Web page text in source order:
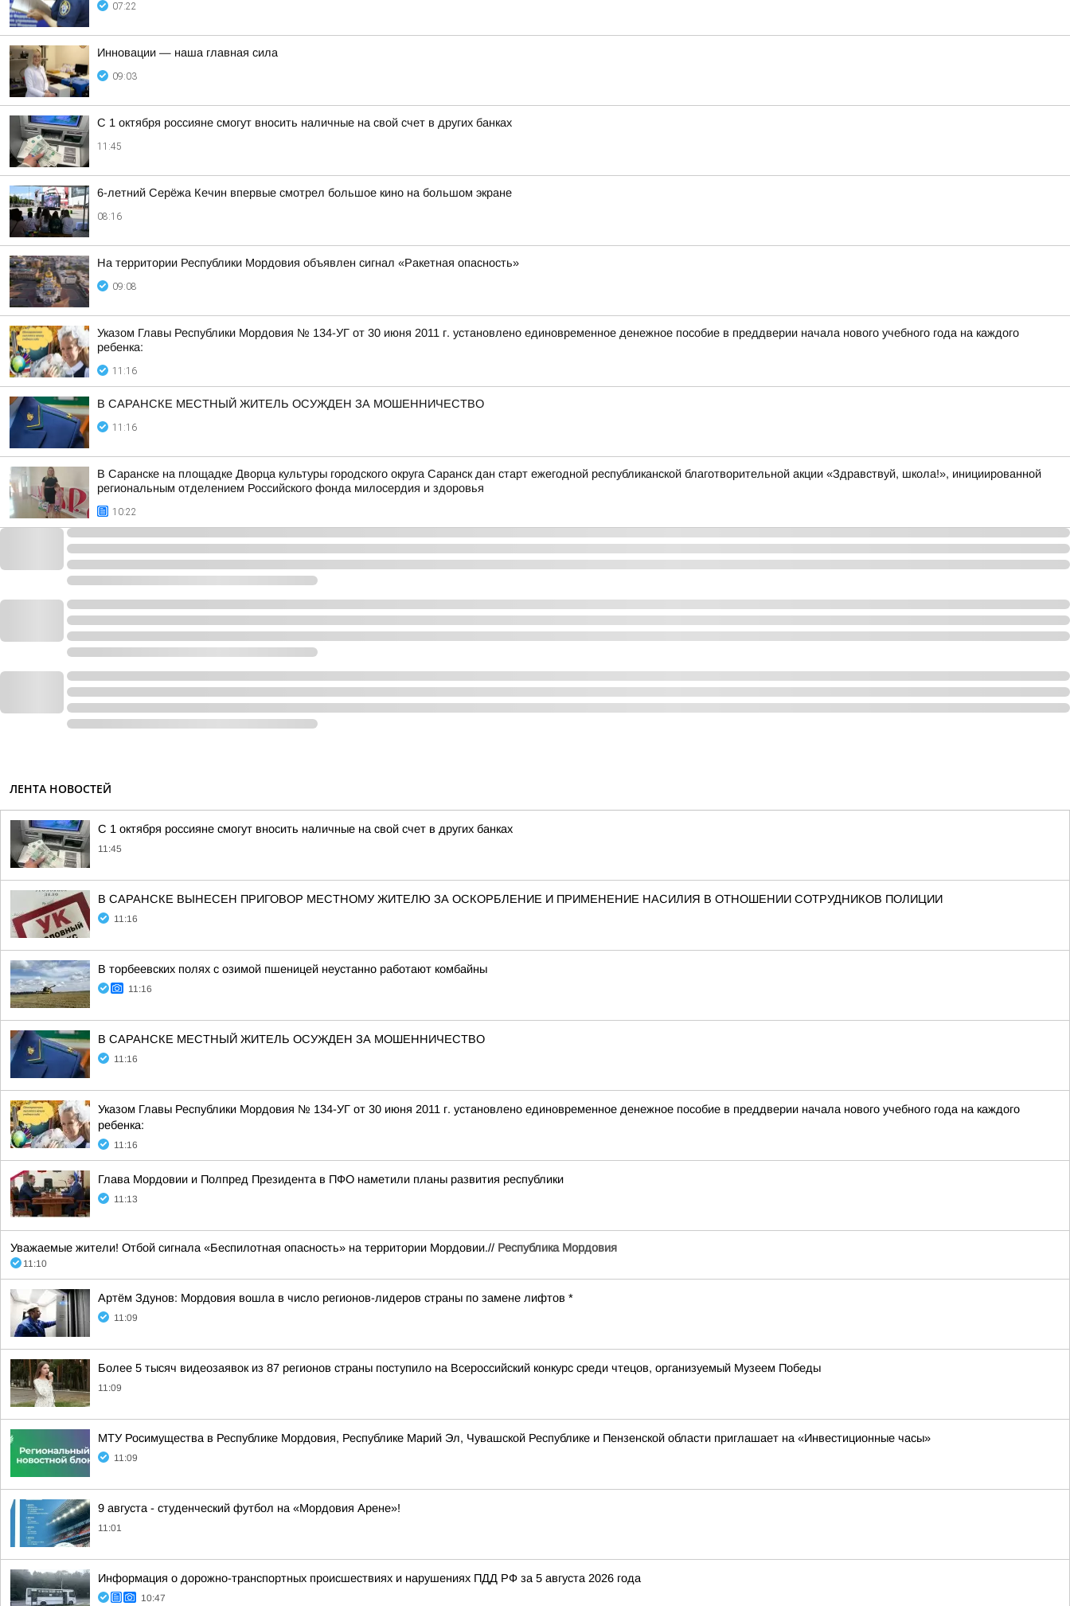
07:22
Инновации — наша главная сила
09:03
С 1 октября россияне смогут вносить наличные на свой счет в других банках
11:45
6-летний Серёжа Кечин впервые смотрел большое кино на большом экране
08:16
На территории Республики Мордовия объявлен сигнал «Ракетная опасность»
09:08
Указом Главы Республики Мордовия № 134-УГ от 30 июня 2011 г. установлено единовременное денежное пособие в преддверии начала нового учебного года на каждого
ребенка:
11:16
В САРАНСКЕ МЕСТНЫЙ ЖИТЕЛЬ ОСУЖДЕН ЗА МОШЕННИЧЕСТВО
11:16
В Саранске на площадке Дворца культуры городского округа Саранск дан старт ежегодной республиканской благотворительной акции «Здравствуй, школа!», инициированной
региональным отделением Российского фонда милосердия и здоровья
10:22
ЛЕНТА НОВОСТЕЙ
С 1 октября россияне смогут вносить наличные на свой счет в других банках
11:45
В САРАНСКЕ ВЫНЕСЕН ПРИГОВОР МЕСТНОМУ ЖИТЕЛЮ ЗА ОСКОРБЛЕНИЕ И ПРИМЕНЕНИЕ НАСИЛИЯ В ОТНОШЕНИИ СОТРУДНИКОВ ПОЛИЦИИ
11:16
В торбеевских полях с озимой пшеницей неустанно работают комбайны
11:16
В САРАНСКЕ МЕСТНЫЙ ЖИТЕЛЬ ОСУЖДЕН ЗА МОШЕННИЧЕСТВО
11:16
Указом Главы Республики Мордовия № 134-УГ от 30 июня 2011 г. установлено единовременное денежное пособие в преддверии начала нового учебного года на каждого
ребенка:
11:16
Глава Мордовии и Полпред Президента в ПФО наметили планы развития республики
11:13
Уважаемые жители! Отбой сигнала «Беспилотная опасность» на территории Мордовии.// Республика Мордовия
11:10
Артём Здунов: Мордовия вошла в число регионов-лидеров страны по замене лифтов *
11:09
Более 5 тысяч видеозаявок из 87 регионов страны поступило на Всероссийский конкурс среди чтецов, организуемый Музеем Победы
11:09
МТУ Росимущества в Республике Мордовия, Республике Марий Эл, Чувашской Республике и Пензенской области приглашает на «Инвестиционные часы»
11:09
9 августа - студенческий футбол на «Мордовия Арене»!
11:01
Информация о дорожно-транспортных происшествиях и нарушениях ПДД РФ за 5 августа 2026 года
10:47